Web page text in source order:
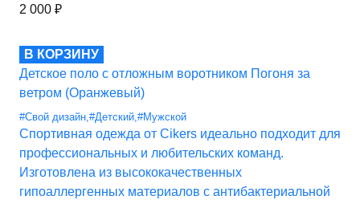
2 000 ₽
В КОРЗИНУ
Детское поло с отложным воротником Погоня за
ветром (Оранжевый)
#Свой дизайн,#Детский,#Мужской
Спортивная одежда от Cikers идеально подходит для
профессиональных и любительских команд.
Изготовлена из высококачественных
гипоаллергенных материалов с антибактериальной